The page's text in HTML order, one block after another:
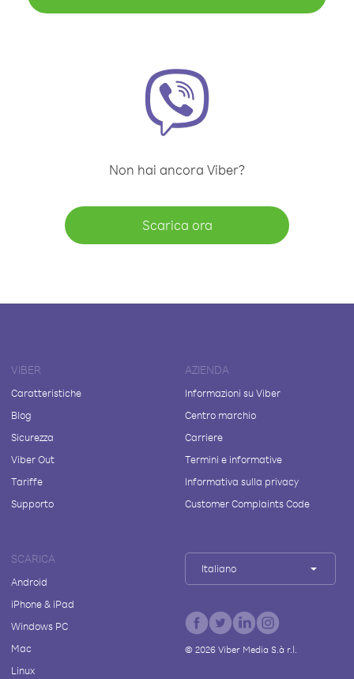
Non hai ancora Viber?
Scarica ora
VIBER
Caratteristiche
Blog
Sicurezza
Viber Out
Tariffe
Supporto
AZIENDA
Informazioni su Viber
Centro marchio
Carriere
Termini e informative
Informativa sulla privacy
Customer Complaints Code
SCARICA
Android
iPhone & iPad
Windows PC
Mac
Linux
Italiano
© 2026Viber Media S.à r.l.